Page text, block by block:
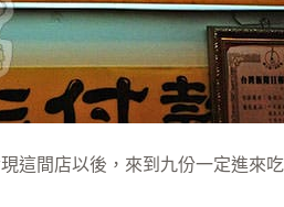
這間店以後，來到九份一定進來